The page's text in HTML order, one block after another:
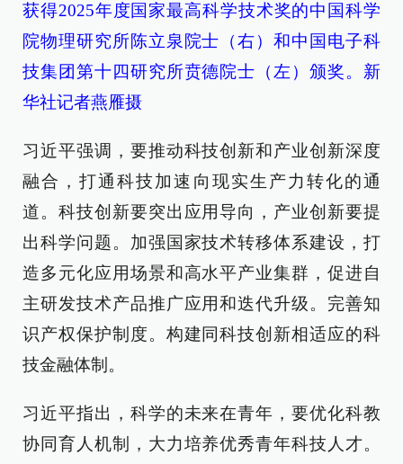
获得2025年度国家最高科学技术奖的中国科学
院物理研究所陈立泉院士（右）和中国电子科
技集团第十四研究所贲德院士（左）颁奖。新
华社记者燕雁摄
习近平强调，要推动科技创新和产业创新深度
融合，打通科技加速向现实生产力转化的通
道。科技创新要突出应用导向，产业创新要提
出科学问题。加强国家技术转移体系建设，打
造多元化应用场景和高水平产业集群，促进自
主研发技术产品推广应用和迭代升级。完善知
识产权保护制度。构建同科技创新相适应的科
技金融体制。
习近平指出，科学的未来在青年，要优化科教
协同育人机制，大力培养优秀青年科技人才。